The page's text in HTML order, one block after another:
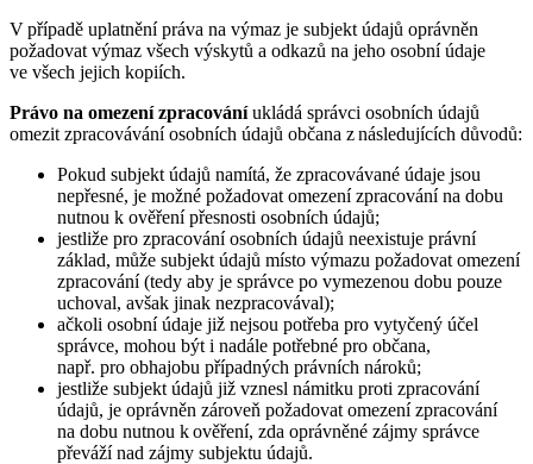
V případě uplatnění práva na výmaz je subjekt údajů oprávněn
požadovat výmaz všech výskytů a odkazů na jeho osobní údaje
ve všech jejich kopiích.
Právo na omezení zpracováníukládá správci osobních údajů
omezit zpracovávání osobních údajů občana z následujících důvodů:
Pokud subjekt údajů namítá, že zpracovávané údaje jsou
nepřesné, je možné požadovat omezení zpracování na dobu
nutnou k ověření přesnosti osobních údajů;
jestliže pro zpracování osobních údajů neexistuje právní
základ, může subjekt údajů místo výmazu požadovat omezení
zpracování (tedy aby je správce po vymezenou dobu pouze
uchoval, avšak jinak nezpracovával);
ačkoli osobní údaje již nejsou potřeba pro vytyčený účel
správce, mohou být i nadále potřebné pro občana,
např. pro obhajobu případných právních nároků;
jestliže subjekt údajů již vznesl námitku proti zpracování
údajů, je oprávněn zároveň požadovat omezení zpracování
na dobu nutnou k ověření, zda oprávněné zájmy správce
převáží nad zájmy subjektu údajů.